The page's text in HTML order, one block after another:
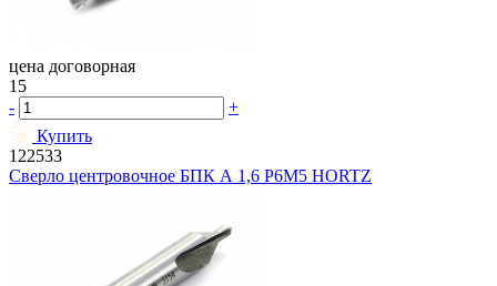
цена договорная
15
-
+
Купить
122533
Сверло центровочное БПК А 1,6 Р6М5 HORTZ